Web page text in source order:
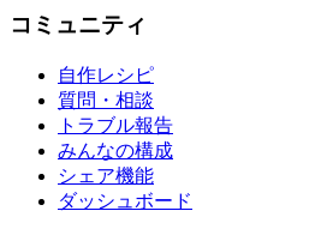
コミュニティ
自作レシピ
質問・相談
トラブル報告
みんなの構成
シェア機能
ダッシュボード